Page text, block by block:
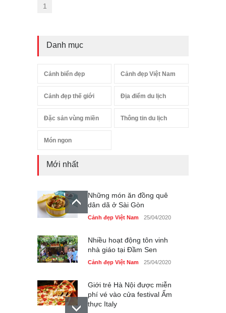
1
Danh mục
Cảnh biển đẹp Cảnh đẹp Việt Nam
Cảnh đẹp thế giới Địa điểm du lịch
Đặc sản vùng miền Thông tin du lịch
Món ngon
Mới nhất
Những món ăn đồng quê
dân dã ở Sài Gòn
Cảnh đẹp Việt Nam 25/04/2020
Nhiều hoạt động tôn vinh
nhà giáo tại Đầm Sen
Cảnh đẹp Việt Nam 25/04/2020
Giới trẻ Hà Nội được miễn
phí vé vào cửa festival Ẩm
thực Italy